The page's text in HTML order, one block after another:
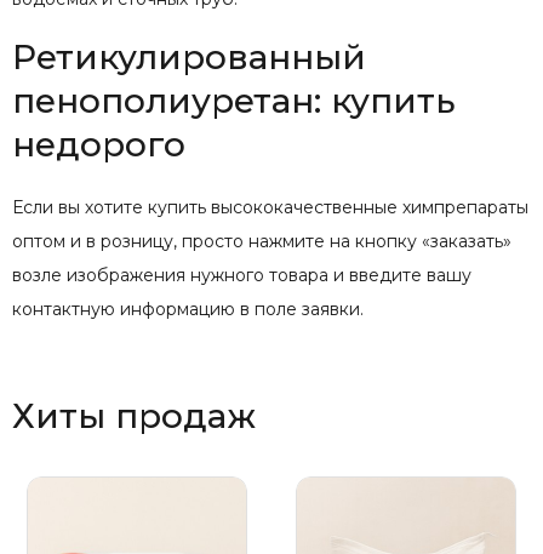
Ретикулированный
пенополиуретан: купить
недорого
Если вы хотите купить высококачественные химпрепараты
оптом и в розницу, просто нажмите на кнопку «заказать»
возле изображения нужного товара и введите вашу
контактную информацию в поле заявки.
Хиты продаж